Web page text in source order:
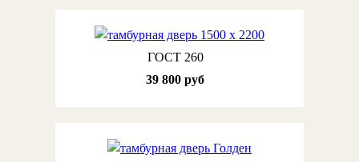
ГОСТ 260
39 800 руб